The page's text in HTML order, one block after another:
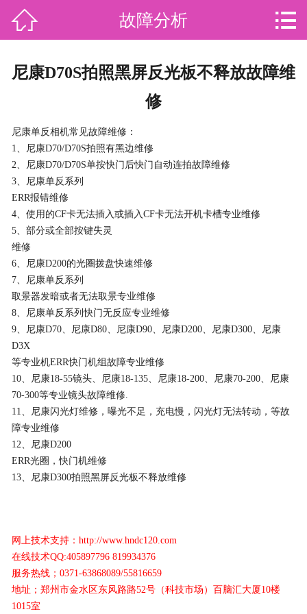
专修品牌
 故障分析 
尼康D70S拍照黑屏反光板不释放故障维
修
尼康单反相机常见故障维修：
1、尼康D70/D70S拍照有黑边维修
2、尼康D70/D70S单按快门后快门自动连拍故障维修
3、尼康单反系列
ERR报错维修
4、使用的CF卡无法插入或插入CF卡无法开机卡槽专业维修
5、部分或全部按键失灵
维修
6、尼康D200的光圈拨盘快速维修
7、尼康单反系列
取景器发暗或者无法取景专业维修
8、尼康单反系列快门无反应专业维修
9、尼康D70、尼康D80、尼康D90、尼康D200、尼康D300、尼康
D3X
等专业机ERR快门机组故障专业维修
10、尼康18-55镜头、尼康18-135、尼康18-200、尼康70-200、尼康
70-300等专业镜头故障维修.
11、尼康闪光灯维修，曝光不足，充电慢，闪光灯无法转动，等故
障专业维修
12、尼康D200
ERR光圈，快门机维修
13、尼康D300拍照黑屏反光板不释放维修
网上技术支持：http://www.hndc120.com
在线技术QQ:405897796 819934376
服务热线；0371-63868089/55816659
地址；郑州市金水区东风路路52号（科技市场）百脑汇大厦10楼
1015室